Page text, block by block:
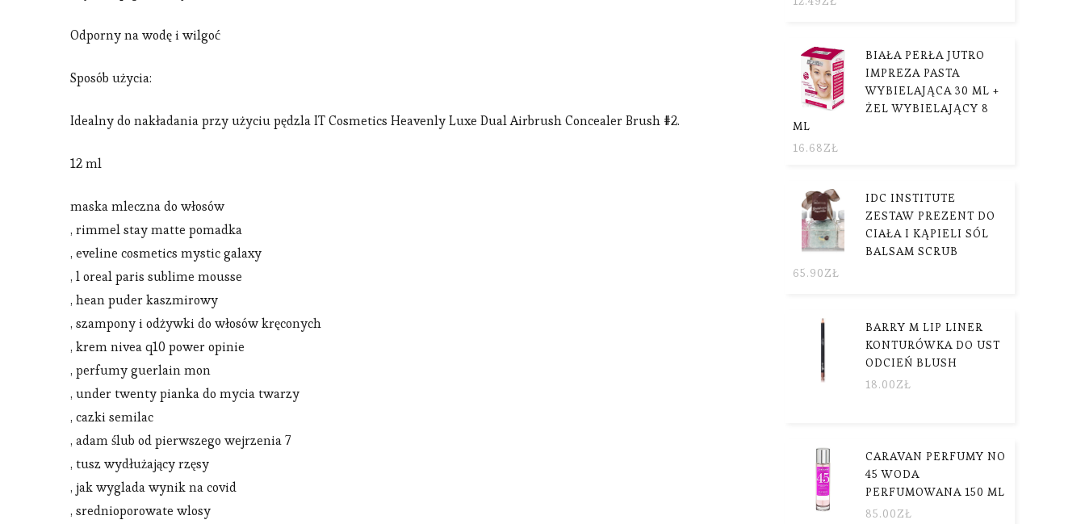
Odporny na wodę i wilgoć
Sposób użycia:
Idealny do nakładania przy użyciu pędzla IT Cosmetics Heavenly Luxe Dual Airbrush Concealer Brush #2.
12 ml
maska mleczna do włosów
, rimmel stay matte pomadka
, eveline cosmetics mystic galaxy
, l oreal paris sublime mousse
, hean puder kaszmirowy
, szampony i odżywki do włosów kręconych
, krem nivea q10 power opinie
, perfumy guerlain mon
, under twenty pianka do mycia twarzy
, cazki semilac
, adam ślub od pierwszego wejrzenia 7
, tusz wydłużający rzęsy
, jak wyglada wynik na covid
, srednioporowate wlosy
BIAŁA PERŁA JUTRO
IMPREZA PASTA
WYBIELAJĄCA 30 ML +
ŻEL WYBIELAJĄCY 8
ML
16.68ZŁ
IDC INSTITUTE
ZESTAW PREZENT DO
CIAŁA I KĄPIELI SÓL
BALSAM SCRUB
65.90ZŁ
BARRY M LIP LINER
KONTURÓWKA DO UST
ODCIEŃ BLUSH
18.00ZŁ
CARAVAN PERFUMY NO
45 WODA
PERFUMOWANA 150 ML
85.00ZŁ